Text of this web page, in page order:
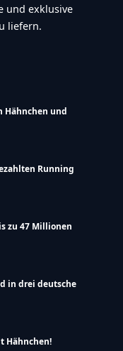
und exklusive
liefern.
Hähnchen und
Running
zu 47 Millionen
in drei deutsche
Hähnchen!